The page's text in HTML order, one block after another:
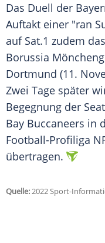
Das Duell der
Auftakt einer "ran
auf Sat.1 zudem
Borussia
Dortmund (11.
Zwei Tage später
Begegnung der
Bay Buccaneers in
Football-Profiliga
übertragen.
Quelle:2022 Sport-